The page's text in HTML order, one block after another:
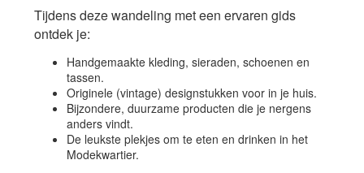
Tijdens deze wandeling met een ervaren gids
ontdek je:
Handgemaakte kleding, sieraden, schoenen en
tassen.
Originele (vintage) designstukken voor in je huis.
Bijzondere, duurzame producten die je nergens
anders vindt.
De leukste plekjes om te eten en drinken in het
Modekwartier.